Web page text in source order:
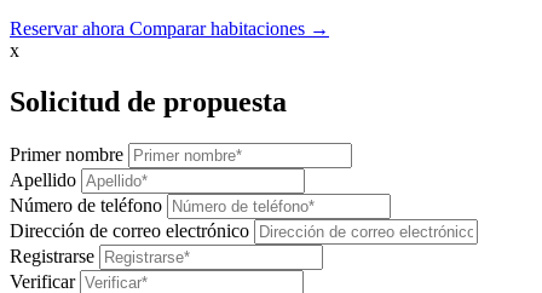
Reservar ahora Comparar habitaciones →
x
Solicitud de propuesta
Primer nombre
Apellido
Número de teléfono
Dirección de correo electrónico
Registrarse
Verificar